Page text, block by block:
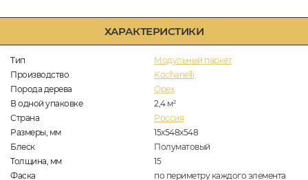
ХАРАКТЕРИСТИКИ
Тип
Модульный паркет
Производство
Kochanelli
Порода дерева
Орех
В одной упаковке
2,4 м2
Страна
Россия
Размеры, мм
15х548х548
Блеск
Полуматовый
Толщина, мм
15
Фаска
по периметру каждого элемента